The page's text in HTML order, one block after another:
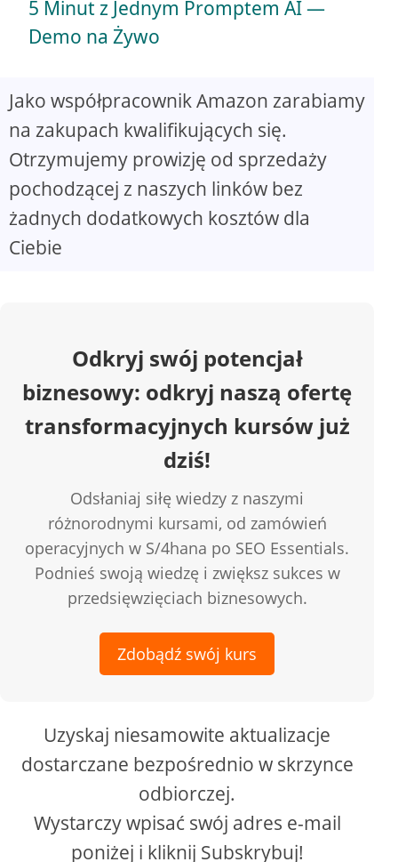
a
V
i
d
5 Minut z Jednym Promptem AI —
Demo na Żywo
Jako współpracownik Amazon zarabiamy
na zakupach kwalifikujących się.
Otrzymujemy prowizję od sprzedaży
pochodzącej z naszych linków bez
żadnych dodatkowych kosztów dla
Ciebie
Odkryj swój potencjał
biznesowy: odkryj naszą ofertę
transformacyjnych kursów już
dziś!
Odsłaniaj siłę wiedzy z naszymi
różnorodnymi kursami, od zamówień
operacyjnych w S/4hana po SEO Essentials.
Podnieś swoją wiedzę i zwiększ sukces w
przedsięwzięciach biznesowych.
Zdobądź swój kurs
Uzyskaj niesamowite aktualizacje
dostarczane bezpośrednio w skrzynce
odbiorczej.
Wystarczy wpisać swój adres e-mail
poniżej i kliknij Subskrybuj!